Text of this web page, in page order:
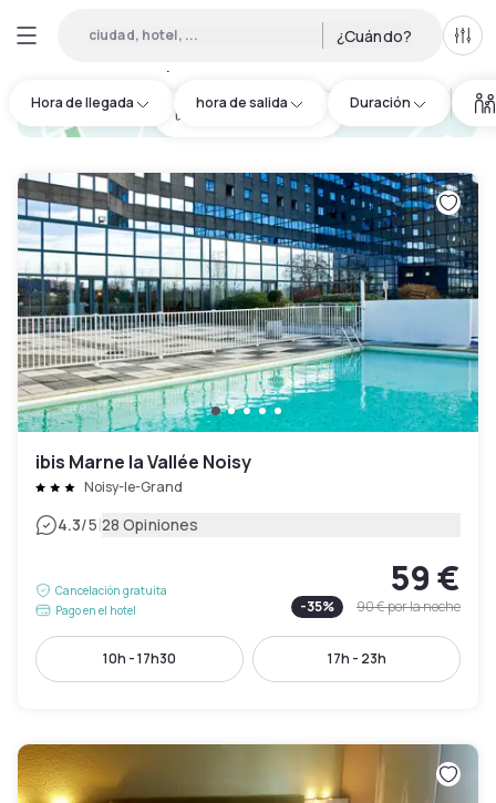
ciudad, hotel, ... ¿Cuándo?
Hora de llegada hora de salida Duración
hotel.cta.view_map
ibis Marne la Vallée Noisy
Noisy-le-Grand
4.3/5|28 Opiniones
Cancelación gratuita
Pago en el hotel
59 €
-35% 90 €por la noche
10h - 17h30 17h - 23h